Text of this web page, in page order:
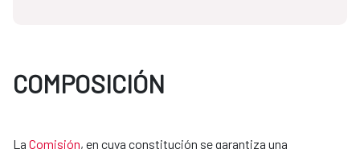
COMPOSICIÓN
La Comisión, en cuya constitución se garantiza una